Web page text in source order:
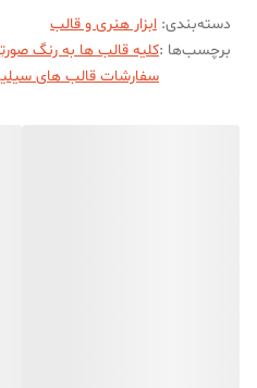
دسته‌بندی: ابزار هنری و قالب
برچسب‌ها :کلیه قالب ها به رنگ
سفارشات قالب های سیلیکونی 3 الی 4 روزه